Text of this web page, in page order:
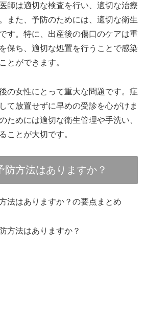
師は適切な検査を行い、適切な治療
また、予防のためには、適切な衛生
す。特に、出産後の傷口のケアは重
保ち、適切な処置を行うことで感染
とができます。
の女性にとって重大な問題です。症
て放置せずに早めの受診を心がけま
ためには適切な衛生管理や手洗い、
ことが大切です。
防方法はありますか？